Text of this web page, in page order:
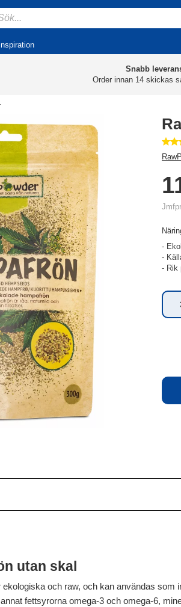
Inspiration
Snabb
Order innan 14 skickas
-
-
- Rik
utan skal
och raw, och kan användas
fettsyrorna omega-3 och omega-6,